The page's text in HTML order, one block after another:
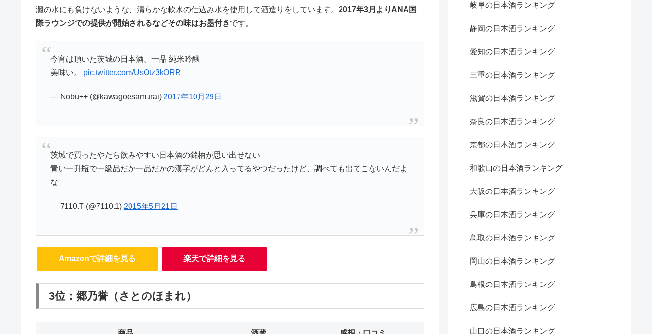
灘の水にも負けないような、清らかな軟水の仕込み水を使用して酒造りをしています。 2017年3月よりANA国
際ラウンジでの提供が開始されるなどその味はお墨付きです。
今宵は頂いた茨城の日本酒。一品 純米吟醸
美味い。 pic.twitter.com/UsOtz3kORR
— Nobu++ (@kawagoesamurai) 2017年10月29日
茨城で買ったやたら飲みやすい日本酒の銘柄が思い出せない
青い一升瓶で一級品だか一品だかの漢字がどんと入ってるやつだったけど、調べても出てこないんだよ
な
— 7110.T (@7110t1) 2015年5月21日
Amazonで詳細を見る 楽天で詳細を見る
3位：郷乃誉（さとのほまれ）
岐阜の日本酒ランキング
静岡の日本酒ランキング
愛知の日本酒ランキング
三重の日本酒ランキング
滋賀の日本酒ランキング
奈良の日本酒ランキング
京都の日本酒ランキング
和歌山の日本酒ランキング
大阪の日本酒ランキング
兵庫の日本酒ランキング
鳥取の日本酒ランキング
岡山の日本酒ランキング
島根の日本酒ランキング
広島の日本酒ランキング
山口の日本酒ランキング